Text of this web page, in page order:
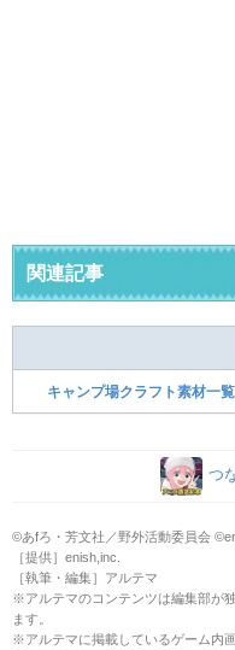
関連記事
キャンプ場クラフト素材一覧
つ
©あfろ・芳文社／野外活動委員会
［提供］enish,inc.
［執筆・編集］アルテマ
※アルテマのコンテンツは編集部が
ます。
※アルテマに掲載しているゲーム内